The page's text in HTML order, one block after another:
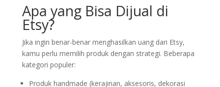
Apa yang Bisa Dijual di
Etsy?
Jika ingin benar-benar menghasilkan uang dari Etsy,
kamu perlu memilih produk dengan strategi. Beberapa
kategori populer:
Produk handmade (kerajinan, aksesoris, dekorasi